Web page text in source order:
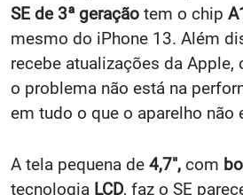
SE de 3ª geração tem o chip
mesmo do iPhone 13. Além
recebe atualizações da Apple,
o problema não está na
em tudo o que o aparelho não
A tela pequena de 4,7", com
tecnologia LCD, faz o SE